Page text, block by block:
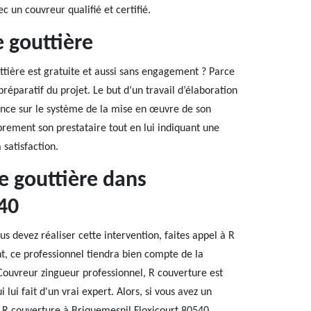
un couvreur qualifié et certifié.
gouttière
est gratuite et aussi sans engagement ? Parce
du projet. Le but d’un travail d’élaboration
sur le système de la mise en œuvre de son
son prestataire tout en lui indiquant une
satisfaction.
gouttière dans
devez réaliser cette intervention, faites appel à R
ce professionnel tiendra bien compte de la
zingueur professionnel, R couverture est
lui fait d'un vrai expert. Alors, si vous avez un